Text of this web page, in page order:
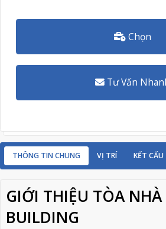
Chọn
Tư Vấn
THÔNG TIN CHUNG VỊ TRÍ KẾT CẤU
GIỚI THIỆU TÒA NHÀ
BUILDING